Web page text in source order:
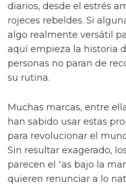
diarios, desde el estrés
rojeces rebeldes. Si
algo realmente versátil
aquí empieza la historia
personas no paran de
su rutina.
Muchas marcas, entre
han sabido usar estas
para revolucionar el
Sin resultar exagerado,
parecen el “as bajo la
quieren renunciar a lo